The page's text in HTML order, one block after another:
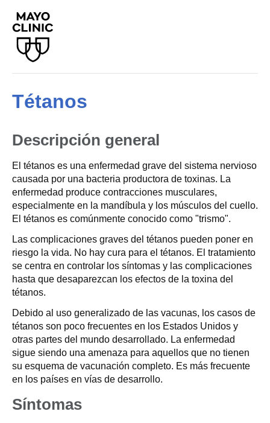
Tétanos
Descripción general
El tétanos es una enfermedad grave del sistema nervioso
causada por una bacteria productora de toxinas. La
enfermedad produce contracciones musculares,
especialmente en la mandíbula y los músculos del cuello.
El tétanos es comúnmente conocido como "trismo".
Las complicaciones graves del tétanos pueden poner en
riesgo la vida. No hay cura para el tétanos. El tratamiento
se centra en controlar los síntomas y las complicaciones
hasta que desaparezcan los efectos de la toxina del
tétanos.
Debido al uso generalizado de las vacunas, los casos de
tétanos son poco frecuentes en los Estados Unidos y
otras partes del mundo desarrollado. La enfermedad
sigue siendo una amenaza para aquellos que no tienen
su esquema de vacunación completo. Es más frecuente
en los países en vías de desarrollo.
Síntomas